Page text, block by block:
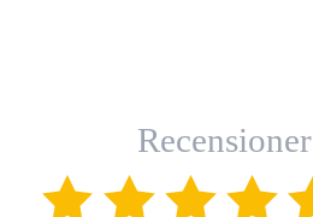
Recensioner